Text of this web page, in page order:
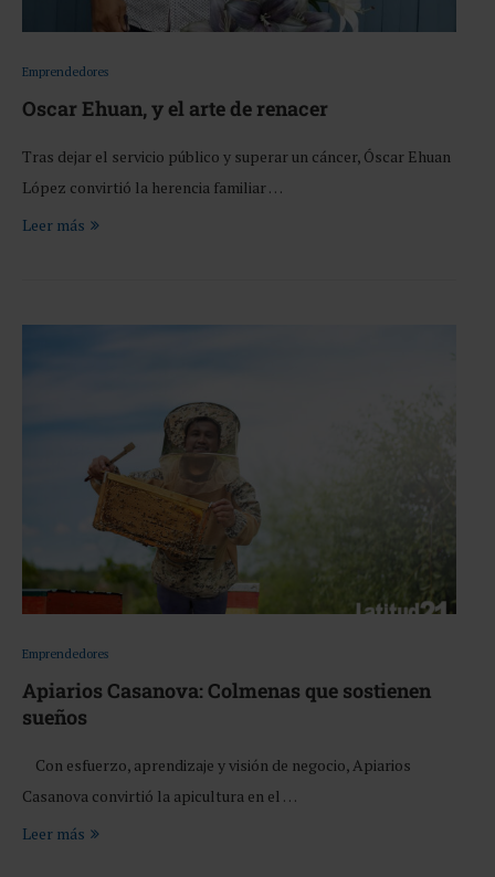
Emprendedores
Oscar Ehuan, y el arte de renacer
Tras dejar el servicio público y superar un cáncer, Óscar Ehuan
López convirtió la herencia familiar …
Leer más
Emprendedores
Apiarios Casanova: Colmenas que sostienen
sueños
Con esfuerzo, aprendizaje y visión de negocio, Apiarios
Casanova convirtió la apicultura en el …
Leer más